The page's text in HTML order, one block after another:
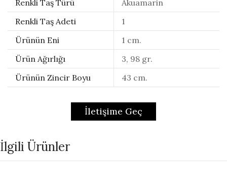
Renkli Taş Türü
Akuamarin
Renkli Taş Adeti
1
Ürünün Eni
1 cm.
Ürün Ağırlığı
3, 98 gr.
Ürünün Zincir Boyu
43 cm.
İletişime Geç
İlgili Ürünler